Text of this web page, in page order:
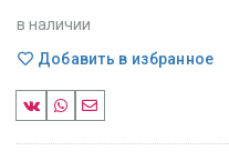
в наличии
Добавить в избранное